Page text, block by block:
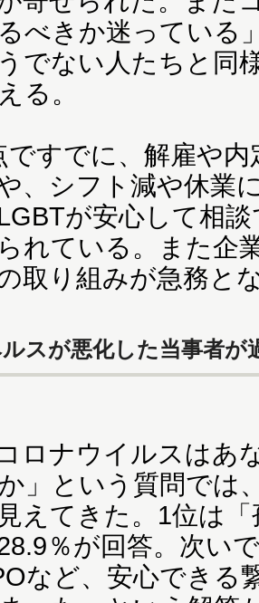
べきか迷っている
でない人たちと同
る。
すでに、解雇や内
、シフト減や休業
が安心して相
れている。また企
取り組みが急務と
スが悪化した当事者が
ロナウイルスはあ
」という質問では
えてきた。1位は
％が回答。次い
など、安心できる